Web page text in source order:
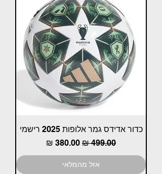
כדור אדידס גמר אלופות 2025 רישמי
מחיר רגיל מחיר מבצע
אזל מהמלאי